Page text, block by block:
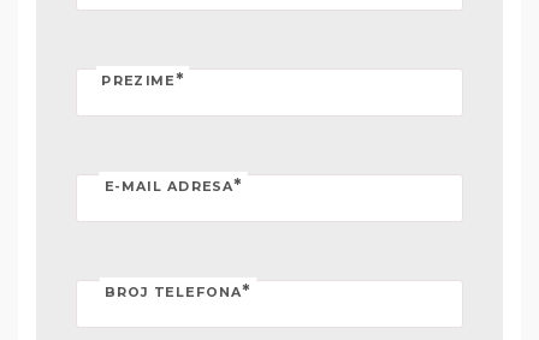
PREZIME *
E-MAIL ADRESA*
BROJ TELEFONA*